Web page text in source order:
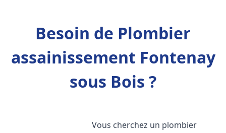
Besoin de Plombier
assainissement Fontenay
sous Bois ?
Vous cherchez un plombier